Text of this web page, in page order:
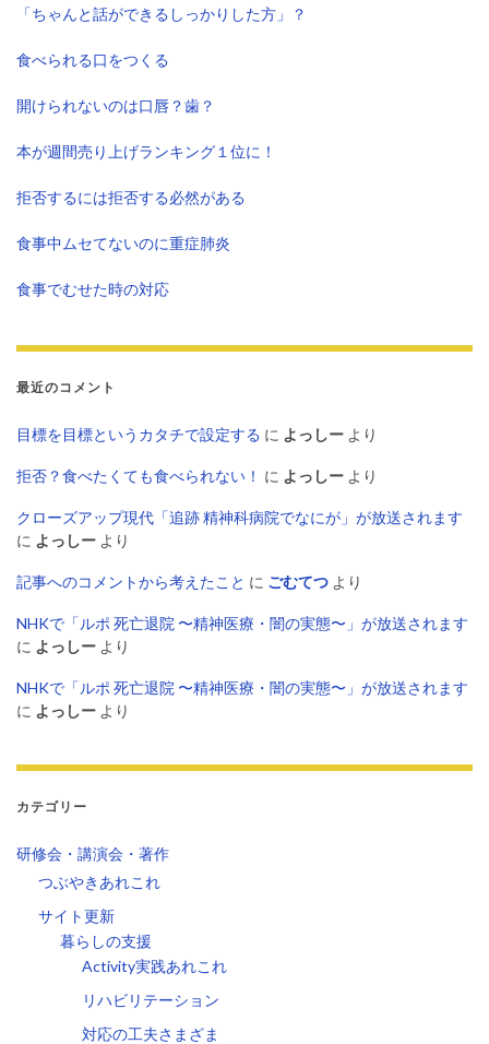
「ちゃんと話ができるしっかりした方」？
食べられる口をつくる
開けられないのは口唇？歯？
本が週間売り上げランキング１位に！
拒否するには拒否する必然がある
食事中ムセてないのに重症肺炎
食事でむせた時の対応
最近のコメント
目標を目標というカタチで設定する に よっしー より
拒否？食べたくても食べられない！ に よっしー より
クローズアップ現代「追跡 精神科病院でなにが」が放送されます
に よっしー より
記事へのコメントから考えたこと に ごむてつ より
NHKで「ルポ 死亡退院 〜精神医療・闇の実態〜」が放送されます
に よっしー より
NHKで「ルポ 死亡退院 〜精神医療・闇の実態〜」が放送されます
に よっしー より
カテゴリー
研修会・講演会・著作
つぶやきあれこれ
サイト更新
暮らしの支援
Activity実践あれこれ
リハビリテーション
対応の工夫さまざま